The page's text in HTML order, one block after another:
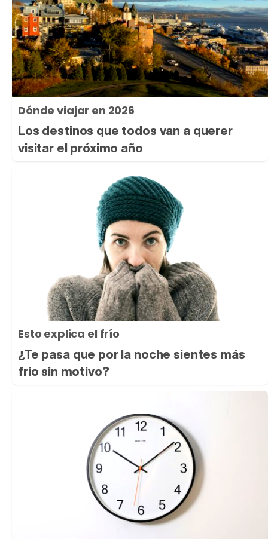
Dónde viajar en 2026
Los destinos que todos van a querer
visitar el próximo año
Esto explica el frío
¿Te pasa que por la noche sientes más
frío sin motivo?